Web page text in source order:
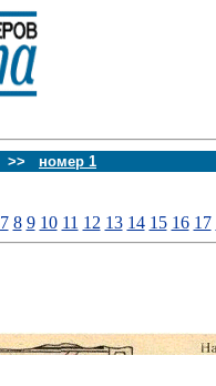
>> номер 1
7 8 9 10 11 12 13 14 15 16 17